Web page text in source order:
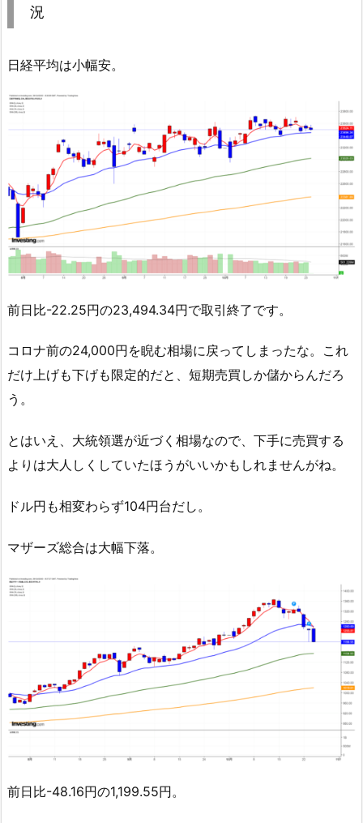
況
日経平均は小幅安。
前日比-22.25円の23,494.34円で取引終了です。
コロナ前の24,000円を睨む相場に戻ってしまったな。これ
だけ上げも下げも限定的だと、短期売買しか儲からんだろ
う。
とはいえ、大統領選が近づく相場なので、下手に売買する
よりは大人しくしていたほうがいいかもしれませんがね。
ドル円も相変わらず104円台だし。
マザーズ総合は大幅下落。
前日比-48.16円の1,199.55円。